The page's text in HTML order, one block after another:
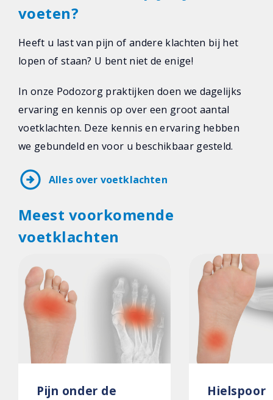
voeten?
Heeft u last van pijn of andere klachten bij het
lopen of staan? U bent niet de enige!
In onze Podozorg praktijken doen we dagelijks
ervaring en kennis op over een groot aantal
voetklachten. Deze kennis en ervaring hebben
we gebundeld en voor u beschikbaar gesteld.
arrow_circle_right Alles over voetklachten
Meest voorkomende
voetklachten
Pijn onder de
Hielspoor